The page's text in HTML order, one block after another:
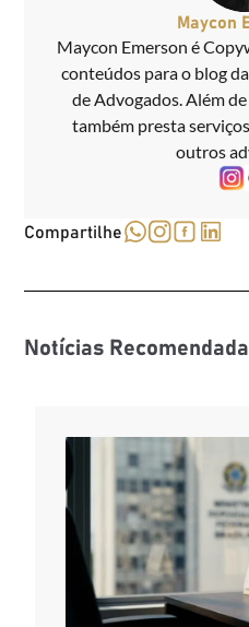
Maycon
Maycon Emerson é
conteúdos para o blog
de Advogados. Além
também presta
outros
Compartilhe
Notícias